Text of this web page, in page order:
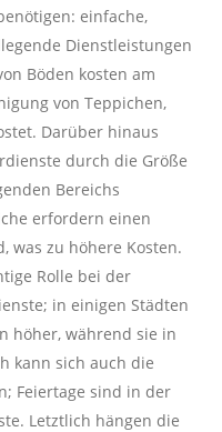
einfache,
Dienstleistungen
Böden kosten am
von Teppichen,
Darüber hinaus
durch die Größe
Bereichs
erfordern einen
was zu höhere Kosten.
Rolle bei der
in einigen Städten
höher, während sie in
kann sich auch die
Feiertage sind in der
Letztlich hängen die